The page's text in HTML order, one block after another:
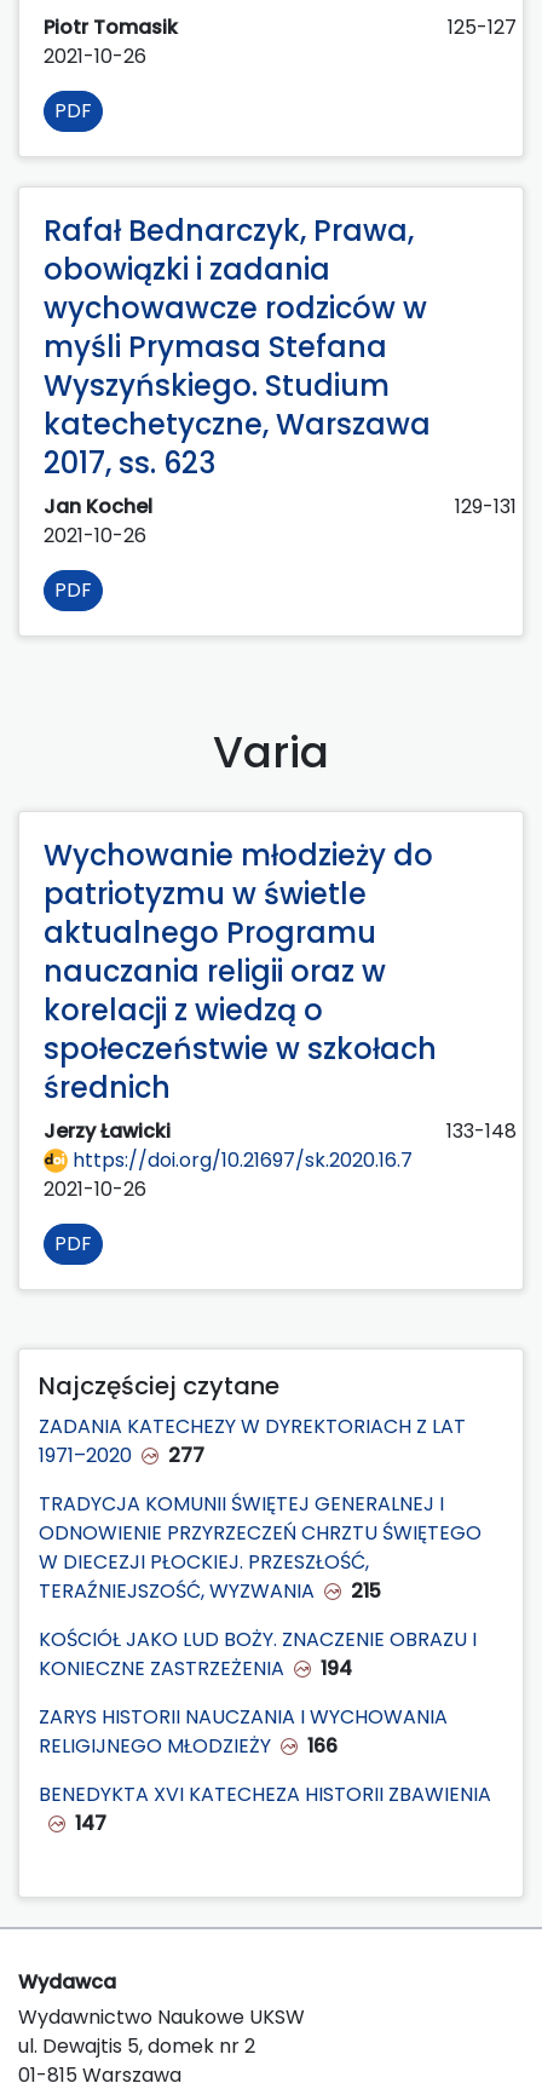
Piotr Tomasik
125-127
2021-10-26
PDF
Rafał Bednarczyk, Prawa,
obowiązki i zadania
wychowawcze rodziców w
myśli Prymasa Stefana
Wyszyńskiego. Studium
katechetyczne, Warszawa
2017, ss. 623
Jan Kochel
129-131
2021-10-26
PDF
Varia
Wychowanie młodzieży do
patriotyzmu w świetle
aktualnego Programu
nauczania religii oraz w
korelacji z wiedzą o
społeczeństwie w szkołach
średnich
Jerzy Ławicki
133-148
https://doi.org/10.21697/sk.2020.16.7
2021-10-26
PDF
Najczęściej czytane
ZADANIA KATECHEZY W DYREKTORIACH Z LAT
1971–2020
277
TRADYCJA KOMUNII ŚWIĘTEJ GENERALNEJ I
ODNOWIENIE PRZYRZECZEŃ CHRZTU ŚWIĘTEGO
W DIECEZJI PŁOCKIEJ. PRZESZŁOŚĆ,
TERAŹNIEJSZOŚĆ, WYZWANIA
215
KOŚCIÓŁ JAKO LUD BOŻY. ZNACZENIE OBRAZU I
KONIECZNE ZASTRZEŻENIA
194
ZARYS HISTORII NAUCZANIA I WYCHOWANIA
RELIGIJNEGO MŁODZIEŻY
166
BENEDYKTA XVI KATECHEZA HISTORII ZBAWIENIA
147
Wydawca
Wydawnictwo Naukowe UKSW
ul. Dewajtis 5, domek nr 2
01-815 Warszawa